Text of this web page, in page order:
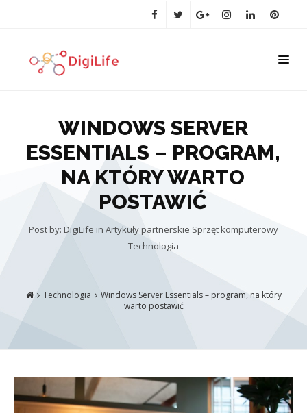
WINDOWS SERVER
ESSENTIALS – PROGRAM,
NA KTÓRY WARTO
POSTAWIĆ
Post by: DigiLife in Artykuły partnerskie Sprzęt komputerowy
Technologia
Technologia
Windows Server Essentials – program, na który
warto postawić